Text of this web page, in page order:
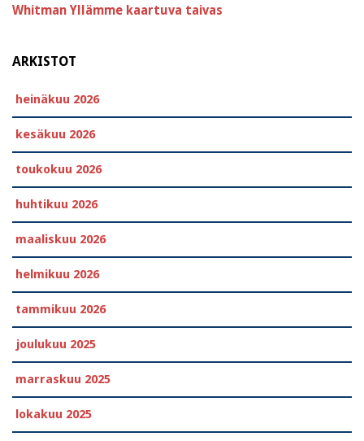
Whitman Yllämme kaartuva taivas
ARKISTOT
heinäkuu 2026
kesäkuu 2026
toukokuu 2026
huhtikuu 2026
maaliskuu 2026
helmikuu 2026
tammikuu 2026
joulukuu 2025
marraskuu 2025
lokakuu 2025